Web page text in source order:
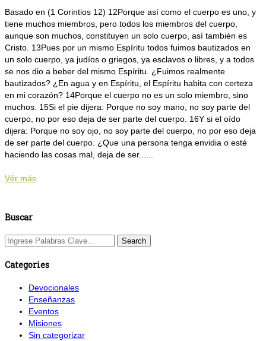
Basado en (1 Corintios 12) 12Porque así como el cuerpo es uno, y
tiene muchos miembros, pero todos los miembros del cuerpo,
aunque son muchos, constituyen un solo cuerpo, así también es
Cristo. 13Pues por un mismo Espíritu todos fuimos bautizados en
un solo cuerpo, ya judíos o griegos, ya esclavos o libres, y a todos
se nos dio a beber del mismo Espíritu. ¿Fuimos realmente
bautizados? ¿En agua y en Espíritu, el Espíritu habita con certeza
en mi corazón? 14Porque el cuerpo no es un solo miembro, sino
muchos. 15Si el pie dijera: Porque no soy mano, no soy parte del
cuerpo, no por eso deja de ser parte del cuerpo. 16Y si el oído
dijera: Porque no soy ojo, no soy parte del cuerpo, no por eso deja
de ser parte del cuerpo. ¿Que una persona tenga envidia o esté
haciendo las cosas mal, deja de ser......
Vér más
Buscar
Categories
Devocionales
Enseñanzas
Eventos
Misiones
Sin categorizar